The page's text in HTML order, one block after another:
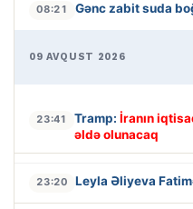
08:21 Gənc zabit suda
09 AVQUST 2026
23:41 Tramp: İranın
əldə olunacaq
23:20 Leyla Əliyeva